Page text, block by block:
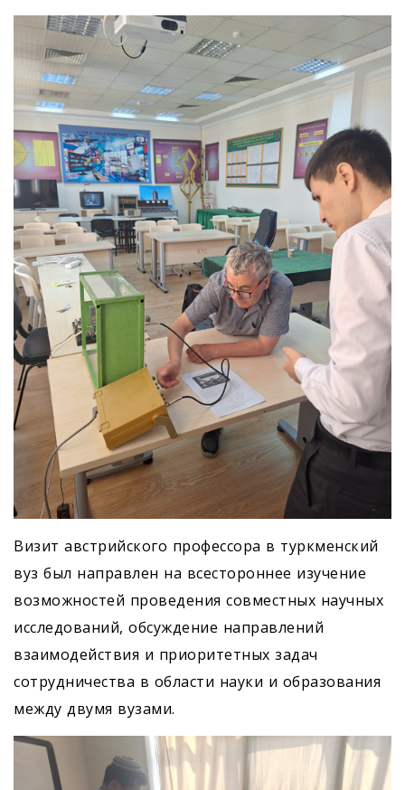
Визит австрийского профессора в туркменский
вуз был направлен на всестороннее изучение
возможностей проведения совместных научных
исследований, обсуждение направлений
взаимодействия и приоритетных задач
сотрудничества в области науки и образования
между двумя вузами.